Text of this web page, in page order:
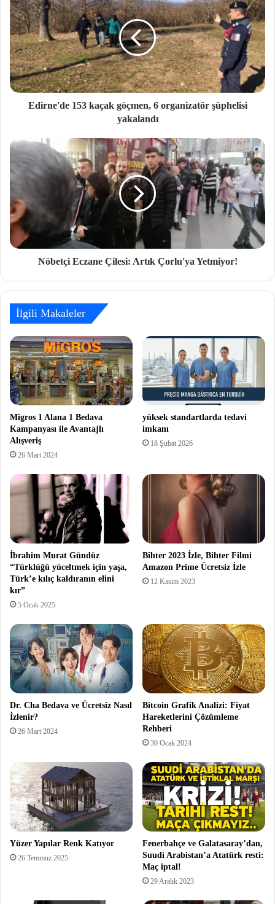
Edirne'de 153 kaçak göçmen, 6 organizatör şüphelisi
yakalandı
Nöbetçi Eczane Çilesi: Artık Çorlu'ya Yetmiyor!
İlgili Makaleler
Migros 1 Alana 1 Bedava
Kampanyası ile Avantajlı
Alışveriş
26 Mart 2024
yüksek standartlarda tedavi
imkanı
18 Şubat 2026
İbrahim Murat Gündüz
“Türklüğü yüceltmek için yaşa,
Türk’e kılıç kaldıranın elini
kır”
5 Ocak 2025
Bihter 2023 İzle, Bihter Filmi
Amazon Prime Ücretsiz İzle
12 Kasım 2023
Dr. Cha Bedava ve Ücretsiz Nasıl
İzlenir?
26 Mart 2024
Bitcoin Grafik Analizi: Fiyat
Hareketlerini Çözümleme
Rehberi
30 Ocak 2024
Yüzer Yapılar Renk Katıyor
26 Temmuz 2025
Fenerbahçe ve Galatasaray’dan,
Suudi Arabistan’a Atatürk resti:
Maç iptal!
29 Aralık 2023